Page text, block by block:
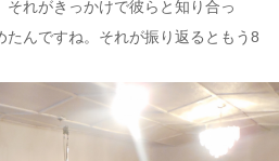
れがきっかけで彼らと知り合っ
たんですね。それが振り返るともう8